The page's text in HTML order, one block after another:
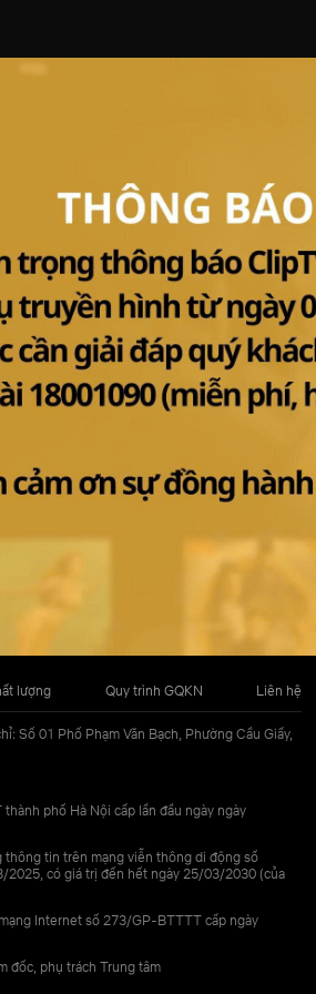
lượng Quy trình GQKN Liên hệ
Số 01 Phố Phạm Văn Bạch, Phường Cầu Giấy,
phố Hà Nội cấp lần đầu ngày ngày
thông tin trên mạng viễn thông di động số
có giá trị đến hết ngày 25/03/2030 (của
Internet số 273/GP-BTTTT cấp ngày
đốc, phụ trách Trung tâm